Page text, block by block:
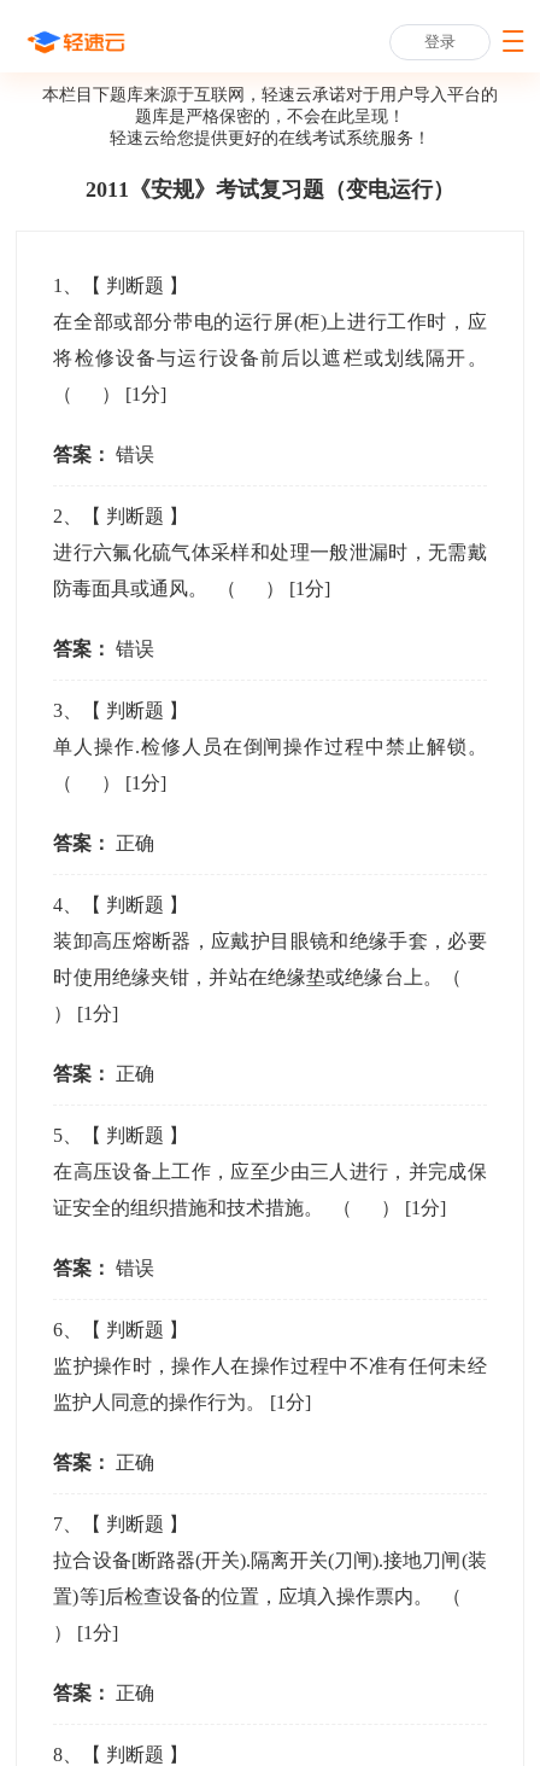
登录
本栏目下题库来源于互联网，轻速云承诺对于用户导入平台的
题库是严格保密的，不会在此呈现！
轻速云给您提供更好的在线考试系统服务！
2011《安规》考试复习题（变电运行）
1 、【 判断题 】
在全部或部分带电的运行屏(柜)上进行工作时，应
将检修设备与运行设备前后以遮栏或划线隔开。
（ ） [1分]
答案： 错误
2 、【 判断题 】
进行六氟化硫气体采样和处理一般泄漏时，无需戴
防毒面具或通风。 （ ） [1分]
答案： 错误
3 、【 判断题 】
单人操作.检修人员在倒闸操作过程中禁止解锁。
（ ） [1分]
答案： 正确
4 、【 判断题 】
装卸高压熔断器，应戴护目眼镜和绝缘手套，必要
时使用绝缘夹钳，并站在绝缘垫或绝缘台上。（
） [1分]
答案： 正确
5 、【 判断题 】
在高压设备上工作，应至少由三人进行，并完成保
证安全的组织措施和技术措施。 （ ） [1分]
答案： 错误
6 、【 判断题 】
监护操作时，操作人在操作过程中不准有任何未经
监护人同意的操作行为。 [1分]
答案： 正确
7 、【 判断题 】
拉合设备[断路器(开关).隔离开关(刀闸).接地刀闸(装
置)等]后检查设备的位置，应填入操作票内。 （
） [1分]
答案： 正确
8 、【 判断题 】